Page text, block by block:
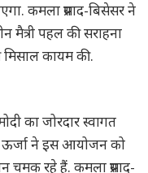
कमला प्रसाद-बिसेसर ने
मैत्री पहल की सराहना
मिसाल कायम की.
का जोरदार स्वागत
ऊर्जा ने इस आयोजन को
चमक रहे हैं. कमला प्रसाद-